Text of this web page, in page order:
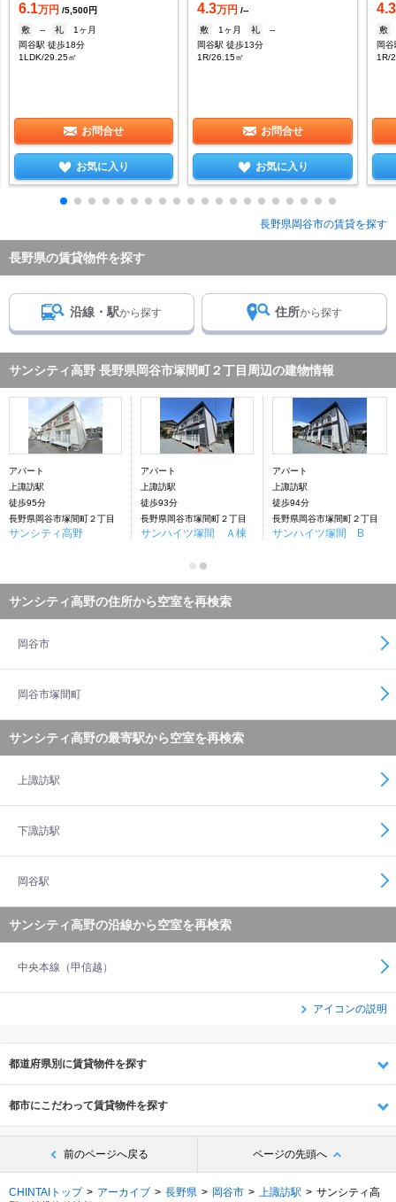
6.1万円 /5,500円
敷
-- 礼
1ヶ月
岡谷駅 徒歩18分
1LDK/29.25㎡
お問合せ
お気に入り
4.3万円 /--
敷
1ヶ月 礼
--
岡谷駅 徒歩13分
1R/26.15㎡
お問合せ
お気に入り
4.3
敷
岡
1R/
長野県岡谷市の賃貸を探す
長野県の賃貸物件を探す
沿線・駅から探す 住所から探す
サンシティ高野 長野県岡谷市塚間町２丁目周辺の建物情報
アパート
上諏訪駅
徒歩95分
長野県岡谷市塚間町２丁目
サンシティ高野
アパート
上諏訪駅
徒歩93分
長野県岡谷市塚間町２丁目
サンハイツ塚間 Ａ棟
アパート
上諏訪駅
徒歩94分
長野県岡谷市塚間町２丁目
サンハイツ塚間 B
サンシティ高野の住所から空室を再検索
岡谷市
岡谷市塚間町
サンシティ高野の最寄駅から空室を再検索
上諏訪駅
下諏訪駅
岡谷駅
サンシティ高野の沿線から空室を再検索
中央本線（甲信越）
アイコンの説明
都道府県別に賃貸物件を探す
都市にこだわって賃貸物件を探す
前のページへ戻る ページの先頭へ
CHINTAIトップ アーカイブ 長野県 岡谷市 上諏訪駅
サンシティ高